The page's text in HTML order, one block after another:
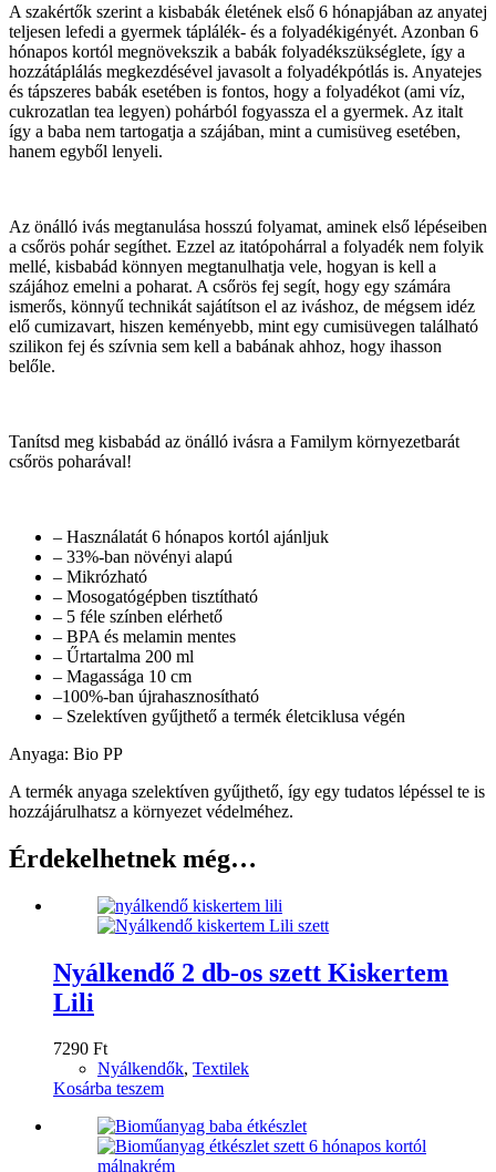
A szakértők szerint a kisbabák életének első 6 hónapjában az anyatej
teljesen lefedi a gyermek táplálék- és a folyadékigényét. Azonban 6
hónapos kortól megnövekszik a babák folyadékszükséglete, így a
hozzátáplálás megkezdésével javasolt a folyadékpótlás is. Anyatejes
és tápszeres babák esetében is fontos, hogy a folyadékot (ami víz,
cukrozatlan tea legyen) pohárból fogyassza el a gyermek. Az italt
így a baba nem tartogatja a szájában, mint a cumisüveg esetében,
hanem egyből lenyeli.
Az önálló ivás megtanulása hosszú folyamat, aminek első lépéseiben
a csőrös pohár segíthet. Ezzel az itatópohárral a folyadék nem folyik
mellé, kisbabád könnyen megtanulhatja vele, hogyan is kell a
szájához emelni a poharat. A csőrös fej segít, hogy egy számára
ismerős, könnyű technikát sajátítson el az iváshoz, de mégsem idéz
elő cumizavart, hiszen keményebb, mint egy cumisüvegen található
szilikon fej és szívnia sem kell a babának ahhoz, hogy ihasson
belőle.
Tanítsd meg kisbabád az önálló ivásra a Familym környezetbarát
csőrös poharával!
– Használatát 6 hónapos kortól ajánljuk
– 33%-ban növényi alapú
– Mikrózható
– Mosogatógépben tisztítható
– 5 féle színben elérhető
– BPA és melamin mentes
– Űrtartalma 200 ml
– Magassága 10 cm
–100%-ban újrahasznosítható
– Szelektíven gyűjthető a termék életciklusa végén
Anyaga: Bio PP
A termék anyaga szelektíven gyűjthető, így egy tudatos lépéssel te is
hozzájárulhatsz a környezet védelméhez.
Érdekelhetnek még…
Nyálkendő 2 db-os szett Kiskertem
Lili
7290 Ft
Nyálkendők, Textilek
Kosárba teszem